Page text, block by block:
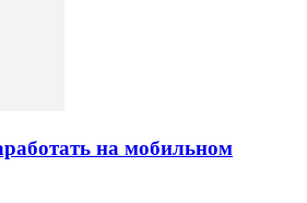
на мобильном